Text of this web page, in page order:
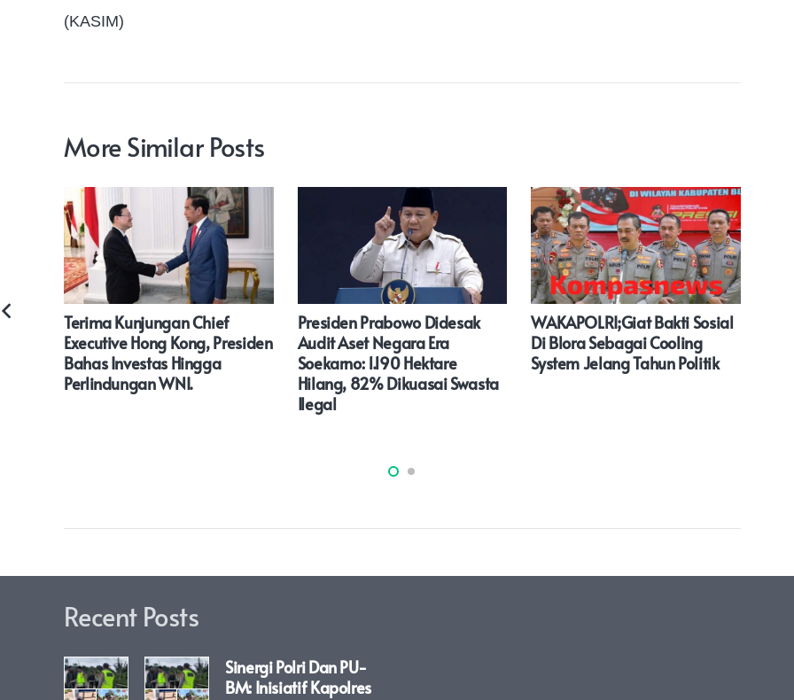
(KASIM)
More Similar Posts
Terima Kunjungan Chief
Executive Hong Kong, Presiden
Bahas Investas Hingga
Perlindungan WNI.
Presiden Prabowo Didesak
Audit Aset Negara Era
Soekarno: 1.190 Hektare
Hilang, 82% Dikuasai Swasta
Ilegal
WAKAPOLRI;Giat Bakti Sosial
Di Blora Sebagai Cooling
System Jelang Tahun Politik
Recent Posts
Sinergi Polri Dan PU-
BM: Inisiatif Kapolres